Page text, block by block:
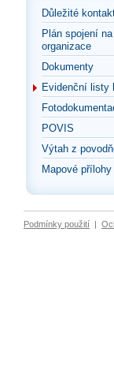
Důležité
Plán spojení
organizace
Dokumenty
Evidenční listy
POVIS
Výtah z
Mapové
Podmínky použití |